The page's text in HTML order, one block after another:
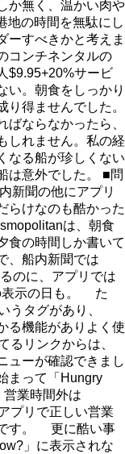
か無く、温かい肉や
地の時間を無駄にし
ーすべきかと考えま
コンチネンタルの
$9.95+20%サービ
い。朝食をしっかり
得ませんでした。
ばならなかったら、
しれません。私の経
なる船が珍しくない
は意外でした。 ■問
新聞の他にアプリ
らけなのも酷かった
は、朝食
食の時間しか書いて
、船内新聞では
のに、アプリでは
表示の日も。 た
うタグがあり、
る機能がありよく使
るリンクからは、
ューが確認できまし
まって「Hungry
業時間外は
プリで正しい営業
です。 更に酷い事
」に表示されな